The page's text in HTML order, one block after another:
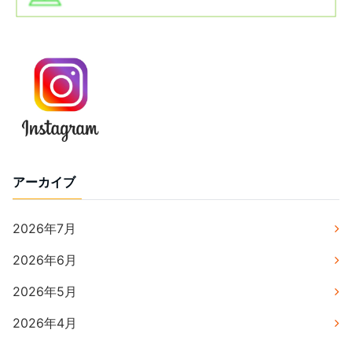
アーカイブ
2026年7月
2026年6月
2026年5月
2026年4月